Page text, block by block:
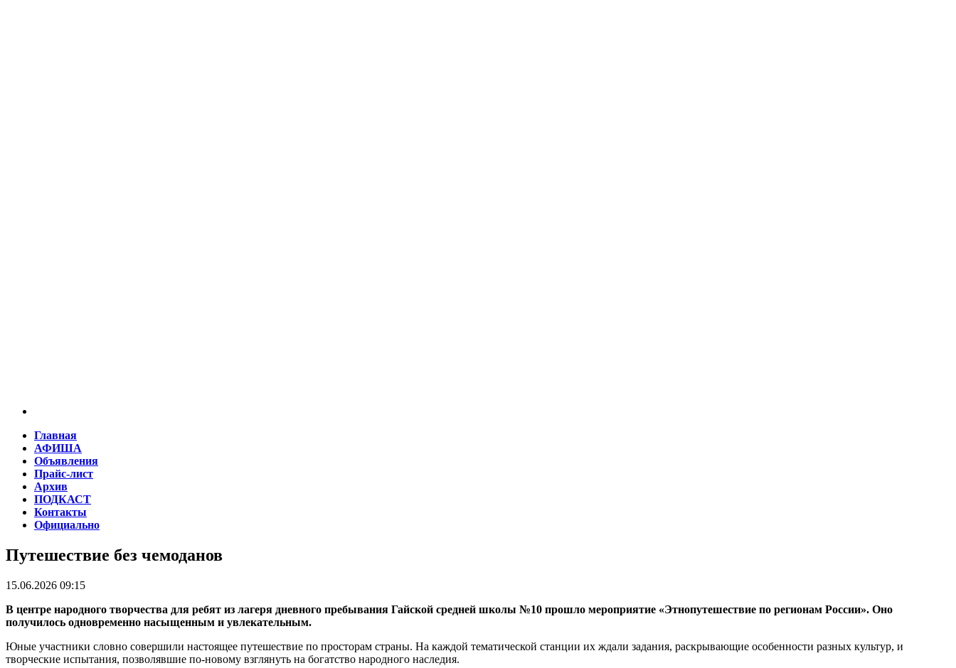
Главная
АФИША
Объявления
Прайс-лист
Архив
ПОДКАСТ
Контакты
Официально
Путешествие без чемоданов
15.06.2026 09:15
В центре народного творчества для ребят из лагеря дневного пребывания Гайской средней школы №10 прошло мероприятие «Этнопутешествие по регионам России». Оно
получилось одновременно насыщенным и увлекательным.
Юные участники словно совершили настоящее путешествие по просторам страны. На каждой тематической станции их ждали задания, раскрывающие особенности разных культур, и
творческие испытания, позволявшие по‑новому взглянуть на богатство народного наследия.